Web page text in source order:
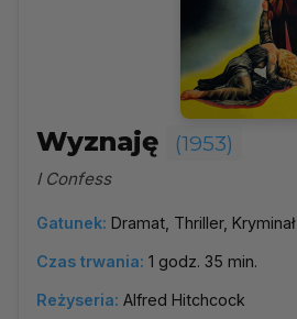
Wyznaję (1953)
I Confess
Gatunek: Dramat, Thriller, Kryminał
Czas trwania: 1 godz. 35 min.
Reżyseria: Alfred Hitchcock